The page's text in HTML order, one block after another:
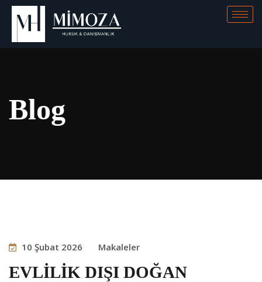
Blog
10 Şubat 2026 Makaleler
EVLİLİK DIŞI DOĞAN